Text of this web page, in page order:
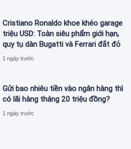
Cristiano Ronaldo khoe khéo garage
triệu USD: Toàn siêu phẩm giới hạn,
quy tụ dàn Bugatti và Ferrari đắt đỏ
1 ngày trước
Gửi bao nhiêu tiền vào ngân hàng thì
có lãi hàng tháng 20 triệu đồng?
1 ngày trước